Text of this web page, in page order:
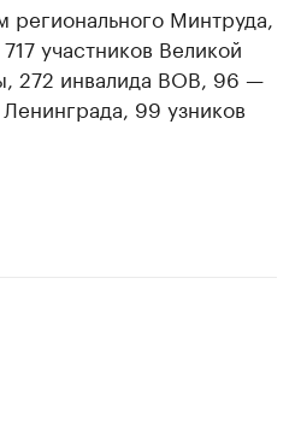
Минтруда,
участников Великой
272 инвалида ВОВ, 96 —
99 узников